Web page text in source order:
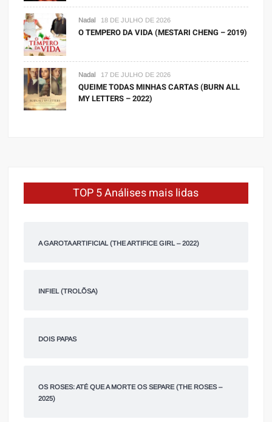
Nadal 18 DE JULHO DE 2026
O TEMPERO DA VIDA (MESTARI CHENG – 2019)
Nadal 17 DE JULHO DE 2026
QUEIME TODAS MINHAS CARTAS (BURN ALL
MY LETTERS – 2022)
TOP 5 Análises mais lidas
A GAROTA ARTIFICIAL (THE ARTIFICE GIRL – 2022)
INFIEL (TROLÕSA)
DOIS PAPAS
OS ROSES: ATÉ QUE A MORTE OS SEPARE (THE ROSES –
2025)